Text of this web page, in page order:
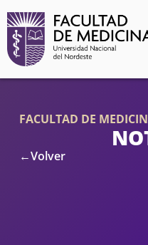
FACULTAD DE
←Volver